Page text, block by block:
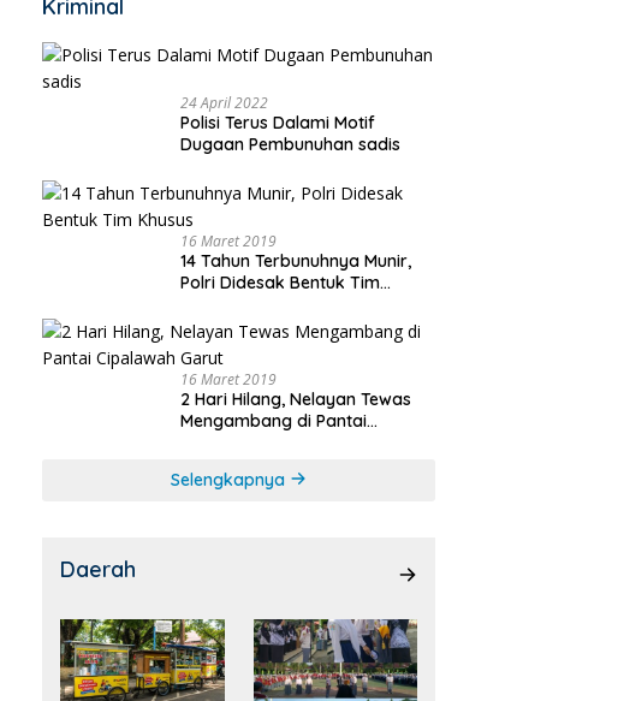
Kriminal
24 April 2022
Polisi Terus Dalami Motif
Dugaan Pembunuhan sadis
16 Maret 2019
14 Tahun Terbunuhnya Munir,
Polri Didesak Bentuk Tim
16 Maret 2019
2 Hari Hilang, Nelayan Tewas
Mengambang di Pantai
Selengkapnya
Daerah